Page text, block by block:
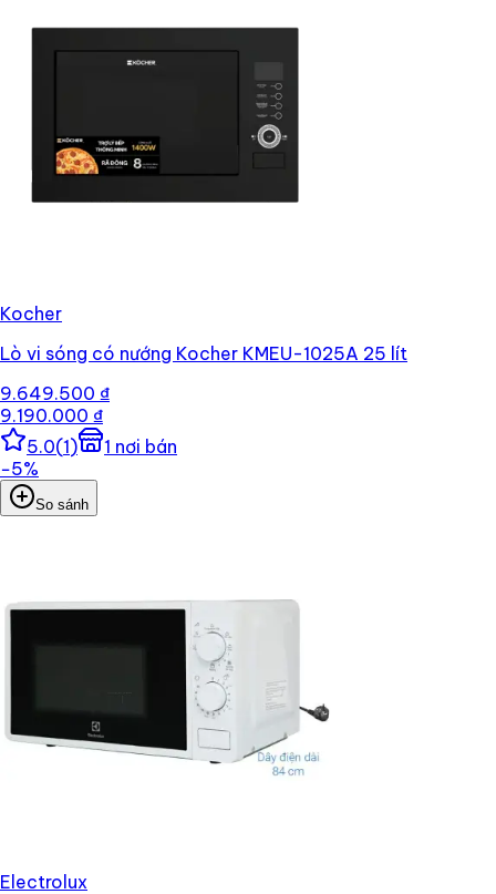
Kocher
Lò vi sóng có nướng Kocher KMEU-1025A 25 lít
9.649.500 ₫
9.190.000 ₫
5.0(1) 1 nơi bán
−5%
So sánh
Electrolux